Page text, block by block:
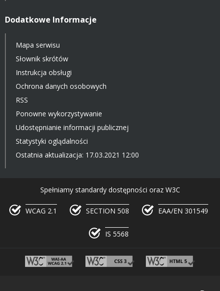
Dodatkowe Informacje
Mapa serwisu
Słownik skrótów
Instrukcja obsługi
Ochrona danych osobowych
RSS
Ponowne wykorzystywanie
Udostępnianie informacji publicznej
Statystyki oglądalności
Ostatnia aktualizacja: 17.03.2021 12:00
Spełniamy standardy dostępności oraz W3C
WCAG 2.1 SECTION 508 EAA/EN 301549
IS 5568